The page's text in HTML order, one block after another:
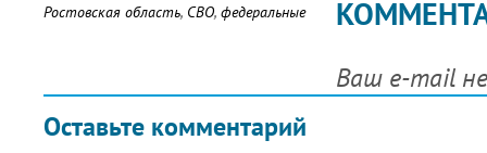
Ростовская область, СВО, федеральные
Оставьте комментарий
Ваш e-mail